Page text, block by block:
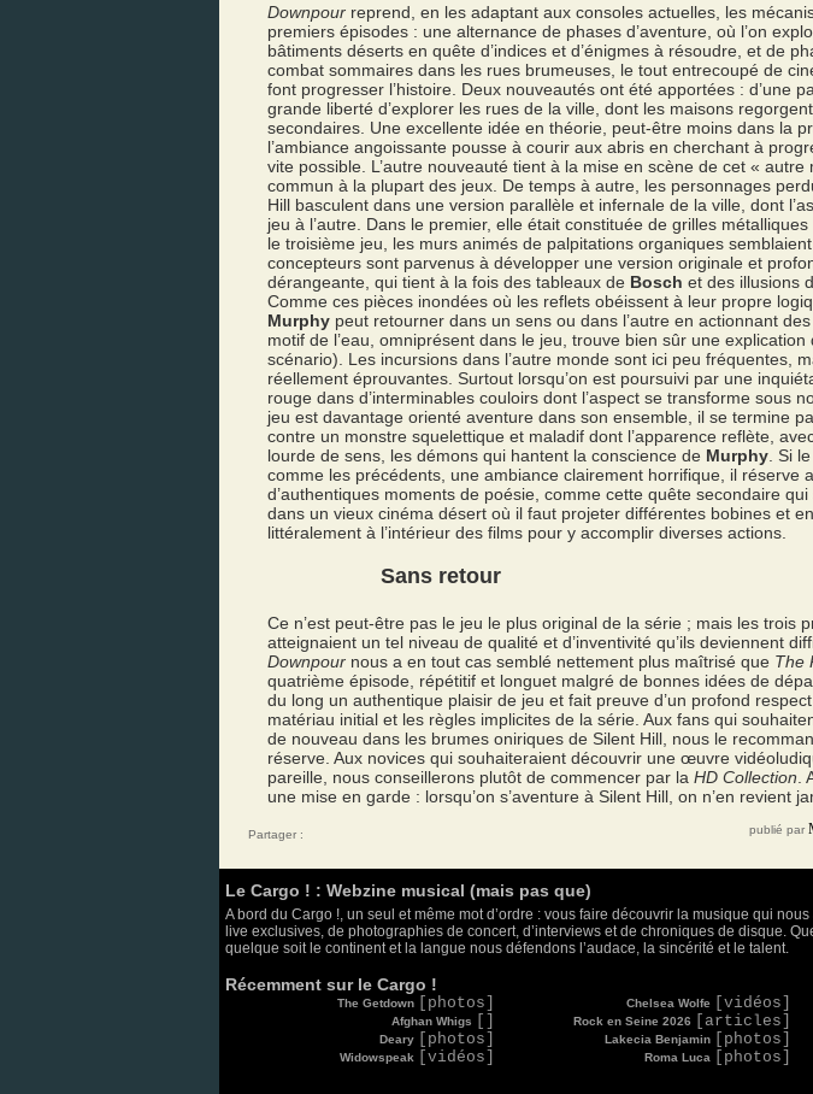
Downpour reprend, en les adaptant aux consoles actuelles, les
premiers épisodes : une alternance de phases d’aventure, où l’on
bâtiments déserts en quête d’indices et d’énigmes à résoudre, et de
combat sommaires dans les rues brumeuses, le tout entrecoupé de
font progresser l’histoire. Deux nouveautés ont été apportées : d’une
grande liberté d’explorer les rues de la ville, dont les maisons
secondaires. Une excellente idée en théorie, peut-être moins dans la
l’ambiance angoissante pousse à courir aux abris en cherchant à
vite possible. L’autre nouveauté tient à la mise en scène de cet « autre
commun à la plupart des jeux. De temps à autre, les personnages
Hill basculent dans une version parallèle et infernale de la ville, dont
jeu à l’autre. Dans le premier, elle était constituée de grilles
le troisième jeu, les murs animés de palpitations organiques
concepteurs sont parvenus à développer une version originale et
dérangeante, qui tient à la fois des tableaux de Bosch et des illusions
Comme ces pièces inondées où les reflets obéissent à leur propre
Murphy peut retourner dans un sens ou dans l’autre en actionnant
motif de l’eau, omniprésent dans le jeu, trouve bien sûr une explication
scénario). Les incursions dans l’autre monde sont ici peu fréquentes,
réellement éprouvantes. Surtout lorsqu’on est poursuivi par une
rouge dans d’interminables couloirs dont l’aspect se transforme sous
jeu est davantage orienté aventure dans son ensemble, il se termine
contre un monstre squelettique et maladif dont l’apparence reflète,
lourde de sens, les démons qui hantent la conscience de Murphy . Si
comme les précédents, une ambiance clairement horrifique, il réserve
d’authentiques moments de poésie, comme cette quête secondaire
dans un vieux cinéma désert où il faut projeter différentes bobines et
littéralement à l’intérieur des films pour y accomplir diverses actions.
Sans retour
Ce n’est peut-être pas le jeu le plus original de la série ; mais les trois
atteignaient un tel niveau de qualité et d’inventivité qu’ils deviennent
Downpour nous a en tout cas semblé nettement plus maîtrisé que The
quatrième épisode, répétitif et longuet malgré de bonnes idées de
du long un authentique plaisir de jeu et fait preuve d’un profond
matériau initial et les règles implicites de la série. Aux fans qui
de nouveau dans les brumes oniriques de Silent Hill, nous le
réserve. Aux novices qui souhaiteraient découvrir une œuvre
pareille, nous conseillerons plutôt de commencer par la HD Collection .
une mise en garde : lorsqu’on s’aventure à Silent Hill, on n’en revient
Partager : publié par
Le Cargo ! : Webzine musical (mais pas que)
A bord du Cargo !, un seul et même mot d’ordre : vous faire découvrir la musique qui
live exclusives, de photographies de concert, d’interviews et de chroniques de disque.
quelque soit le continent et la langue nous défendons l’audace, la sincérité et le talent.
Récemment sur le Cargo !
The Getdown [photos]
Afghan Whigs
Deary [photos]
Widowspeak [vidéos]
Chelsea Wolfe [vidéos]
Rock en Seine 2026 [articles]
Lakecia Benjamin [photos]
Roma Luca [photos]